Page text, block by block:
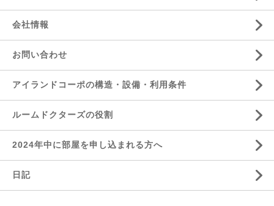
会社情報
お問い合わせ
アイランドコーポの構造・設備・利用条件
ルームドクターズの役割
2024年中に部屋を申し込まれる方へ
日記